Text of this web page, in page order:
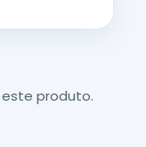
produto.